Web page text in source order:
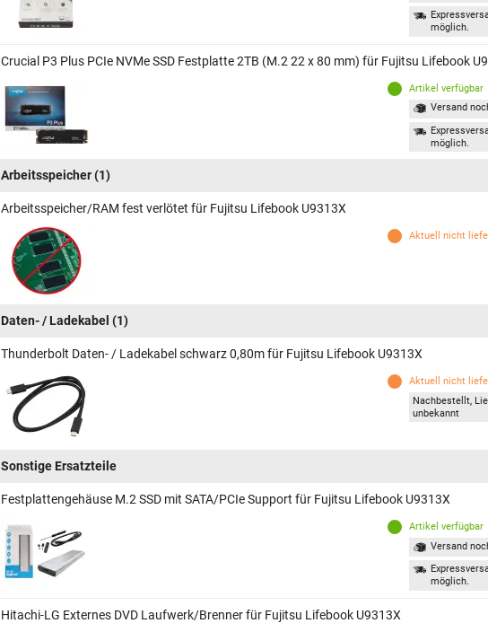
möglich.
Crucial P3 Plus PCIe NVMe SSD Festplatte 2TB (M.2 22 x 80 mm) für Fujitsu Lifebook
Artikel verfügbar
Versand
möglich.
Arbeitsspeicher(1)
Arbeitsspeicher/RAM fest verlötet für Fujitsu Lifebook U9313X
Aktuell nicht
Daten- / Ladekabel (1)
Thunderbolt Daten- / Ladekabel schwarz 0,80m für Fujitsu Lifebook U9313X
Aktuell nicht
Nachbestellt,
unbekannt
Sonstige Ersatzteile
Festplattengehäuse M.2 SSD mit SATA/PCIe Support für Fujitsu Lifebook U9313X
Artikel verfügbar
Versand
möglich.
Hitachi-LG Externes DVD Laufwerk/Brenner für Fujitsu Lifebook U9313X